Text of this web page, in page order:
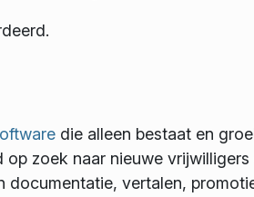
die alleen bestaat en
zoek naar nieuwe
documentatie, vertalen,